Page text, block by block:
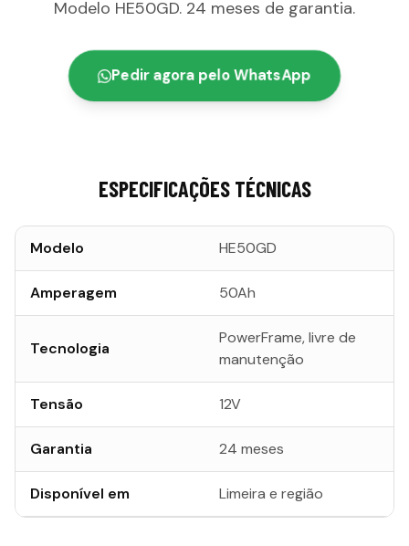
Modelo HE50GD. 24 meses de garantia.
Pedir agora pelo WhatsApp
ESPECIFICAÇÕES TÉCNICAS
Modelo HE50GD
Amperagem 50Ah
Tecnologia
PowerFrame, livre de
manutenção
Tensão 12V
Garantia 24 meses
Disponível em Limeira e região